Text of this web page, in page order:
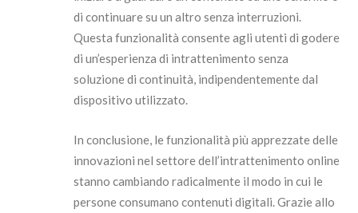
di continuare su un altro senza interruzioni.
Questa funzionalità consente agli utenti di godere
di un’esperienza di intrattenimento senza
soluzione di continuità, indipendentemente dal
dispositivo utilizzato.
In conclusione, le funzionalità più apprezzate delle
innovazioni nel settore dell’intrattenimento online
stanno cambiando radicalmente il modo in cui le
persone consumano contenuti digitali. Grazie allo